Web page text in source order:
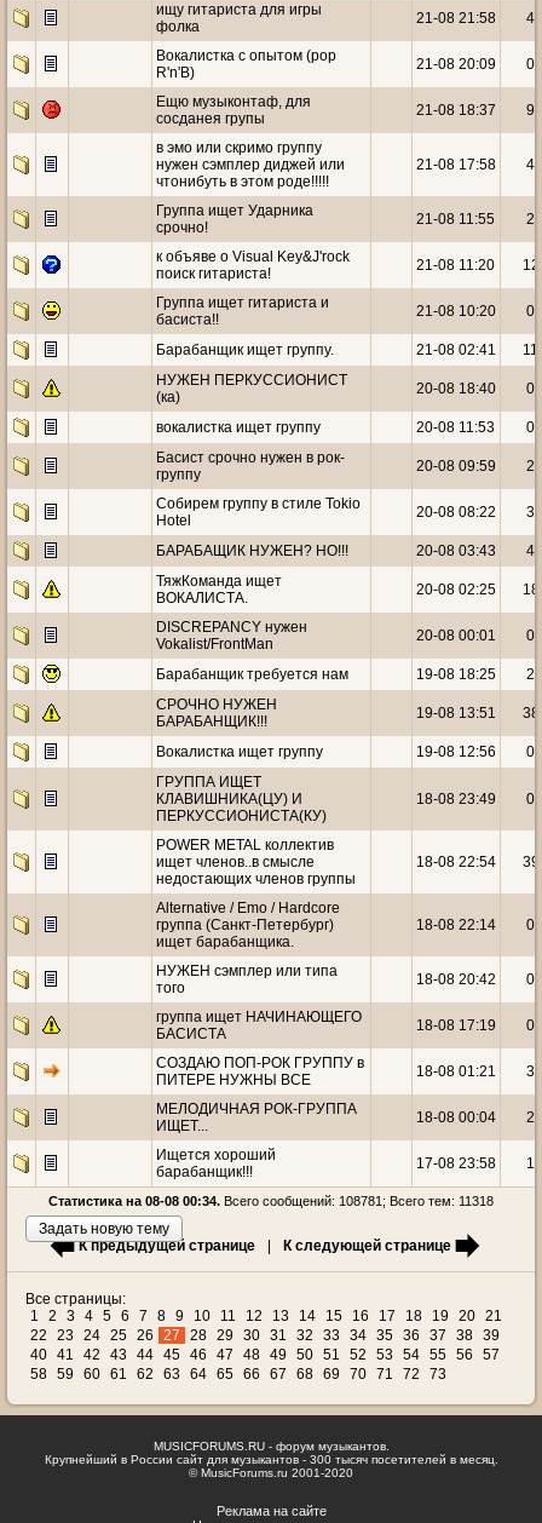
ищу гитариста для игры
фолка
21-08 21:58 4
Вокалистка с опытом (pop
R'n'B)
21-08 20:09 0
Ещю музыконтаф, для
сосданея групы
21-08 18:37 9
в эмо или скримо группу
нужен сэмплер диджей или
чтонибуть в этом роде!!!!!
21-08 17:58 4
Группа ищет Ударника
срочно!
21-08 11:55 2
к объяве о Visual Key&J'rock
поиск гитариста!
21-08 11:20 12
Группа ищет гитариста и
басиста!!
21-08 10:20 0
Барабанщик ищет группу. 21-08 02:41
11
НУЖЕН ПЕРКУССИОНИСТ
(ка)
20-08 18:40 0
вокалистка ищет группу 20-08 11:53
0
Басист срочно нужен в рок-
группу
20-08 09:59 2
Собирем группу в стиле Tokio
Hotel
20-08 08:22 3
БАРАБАЩИК НУЖЕН? НО!!! 20-08 03:43
4
ТяжКоманда ищет
ВОКАЛИСТА.
20-08 02:25 18
DISCREPANCY нужен
Vokalist/FrontMan
20-08 00:01 0
Барабанщик требуется нам 19-08 18:25
2
CРОЧНО НУЖЕН
БАРАБАНЩИК!!!
19-08 13:51 38
Вокалистка ищет группу 19-08 12:56
0
ГРУППА ИЩЕТ
КЛАВИШНИКА(ЦУ) И
ПЕРКУССИОНИСТА(КУ)
18-08 23:49 0
POWER METAL коллектив
ищет членов..в смысле
недостающих членов группы
18-08 22:54 39
Alternative / Emo / Hardcore
группа (Санкт-Петербург)
ищет барабанщика.
18-08 22:14 0
НУЖЕН сэмплер или типа
того
18-08 20:42 0
группа ищет НАЧИНАЮЩЕГО
БАСИСТА
18-08 17:19 0
СОЗДАЮ ПОП-РОК ГРУППУ в
ПИТЕРЕ НУЖНЫ ВСЕ
18-08 01:21 3
МЕЛОДИЧНАЯ РОК-ГРУППА
ИЩЕТ...
18-08 00:04 2
Ищется хороший
барабанщик!!!
17-08 23:58 1
Статистика на 08-08 00:34. Всего сообщений: 108781; Всего тем: 11318
Задать новую тему
К предыдущей странице
К следующей странице
Все страницы:
1
2 3 4 5 6 7 8 9 10 11 12 13 14 15 16 17 18 19 20 21
22
23 24 25 26 27 28 29 30 31 32 33 34 35 36 37 38 39
40 41 42 43 44 45 46 47 48 49 50 51 52 53 54 55 56
57
58 59 60 61 62 63 64 65 66 67 68 69 70 71 72 73
MUSICFORUMS.RU - форум музыкантов.
Крупнейший в России сайт для музыкантов - 300 тысяч посетителей в месяц.
© MusicForums.ru 2001-2020
Реклама на сайте